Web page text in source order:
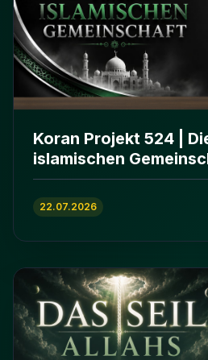
Koran Projekt 524 |
islamischen
ʿImrān 103-112
22.07.2026